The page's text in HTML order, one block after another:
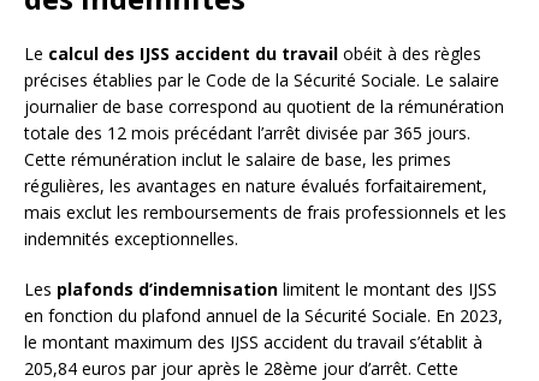
Le calcul des IJSS accident du travail obéit à des règles
précises établies par le Code de la Sécurité Sociale. Le salaire
journalier de base correspond au quotient de la rémunération
totale des 12 mois précédant l’arrêt divisée par 365 jours.
Cette rémunération inclut le salaire de base, les primes
régulières, les avantages en nature évalués forfaitairement,
mais exclut les remboursements de frais professionnels et les
indemnités exceptionnelles.
Les plafonds d’indemnisation limitent le montant des IJSS
en fonction du plafond annuel de la Sécurité Sociale. En 2023,
le montant maximum des IJSS accident du travail s’établit à
205,84 euros par jour après le 28ème jour d’arrêt. Cette